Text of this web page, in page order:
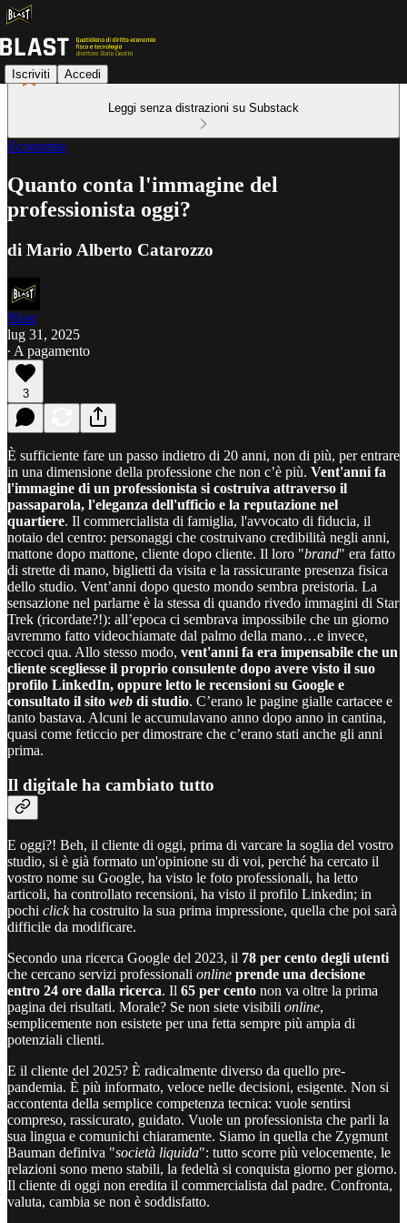
Iscriviti Accedi
Leggi senza distrazioni su Substack
Economia
Quanto conta l'immagine del
professionista oggi?
di Mario Alberto Catarozzo
Blast
lug 31, 2025
∙ A pagamento
3
È sufficiente fare un passo indietro di 20 anni, non di più, per entrare
in una dimensione della professione che non c’è più. Vent'anni fa
l'immagine di un professionista si costruiva attraverso il
passaparola, l'eleganza dell'ufficio e la reputazione nel
quartiere. Il commercialista di famiglia, l'avvocato di fiducia, il
notaio del centro: personaggi che costruivano credibilità negli anni,
mattone dopo mattone, cliente dopo cliente. Il loro "brand" era fatto
di strette di mano, biglietti da visita e la rassicurante presenza fisica
dello studio. Vent’anni dopo questo mondo sembra preistoria. La
sensazione nel parlarne è la stessa di quando rivedo immagini di Star
Trek (ricordate?!): all’epoca ci sembrava impossibile che un giorno
avremmo fatto videochiamate dal palmo della mano…e invece,
eccoci qua. Allo stesso modo, vent'anni fa era impensabile che un
cliente scegliesse il proprio consulente dopo avere visto il suo
profilo LinkedIn, oppure letto le recensioni su Google e
consultato il sito web di studio. C’erano le pagine gialle cartacee e
tanto bastava. Alcuni le accumulavano anno dopo anno in cantina,
quasi come feticcio per dimostrare che c’erano stati anche gli anni
prima.
Il digitale ha cambiato tutto
E oggi?! Beh, il cliente di oggi, prima di varcare la soglia del vostro
studio, si è già formato un'opinione su di voi, perché ha cercato il
vostro nome su Google, ha visto le foto professionali, ha letto
articoli, ha controllato recensioni, ha visto il profilo Linkedin; in
pochi clickha costruito la sua prima impressione, quella che poi sarà
difficile da modificare.
Secondo una ricerca Google del 2023, il 78 per cento degli utenti
che cercano servizi professionali online prende una decisione
entro 24 ore dalla ricerca. Il 65 per cento non va oltre la prima
pagina dei risultati. Morale? Se non siete visibili online,
semplicemente non esistete per una fetta sempre più ampia di
potenziali clienti.
E il cliente del 2025? È radicalmente diverso da quello pre-
pandemia. È più informato, veloce nelle decisioni, esigente. Non si
accontenta della semplice competenza tecnica: vuole sentirsi
compreso, rassicurato, guidato. Vuole un professionista che parli la
sua lingua e comunichi chiaramente. Siamo in quella che Zygmunt
Bauman definiva "società liquida": tutto scorre più velocemente, le
relazioni sono meno stabili, la fedeltà si conquista giorno per giorno.
Il cliente di oggi non eredita il commercialista dal padre. Confronta,
valuta, cambia se non è soddisfatto.